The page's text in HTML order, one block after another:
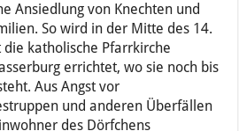
Ansiedlung von Knechten und
So wird in der Mitte des 14.
die katholische Pfarrkirche
errichtet, wo sie noch bis
Aus Angst vor
und anderen Überfällen
des Dörfchens